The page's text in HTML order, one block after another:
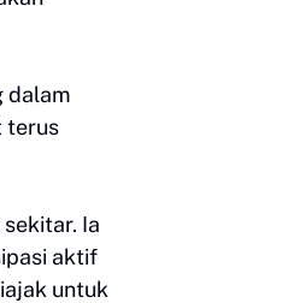
dalam
terus
Ia
aktif
untuk